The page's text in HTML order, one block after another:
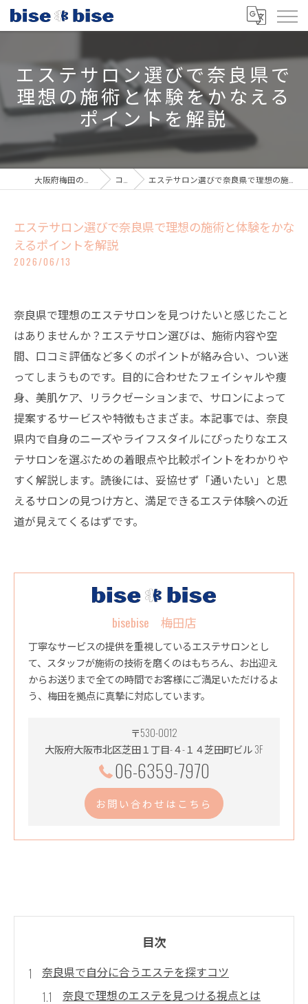
エステサロン選びで奈良県で
理想の施術と体験をかなえる
ポイントを解説
大阪府梅田のエステならbisebise コラム エステサロン選びで奈良県で理想の施術と体験をかなえるポイントを解説
エステサロン選びで奈良県で理想の施術と体験をかな
えるポイントを解説
2026/06/13
奈良県で理想のエステサロンを見つけたいと感じたこと
はありませんか？エステサロン選びは、施術内容や空
間、口コミ評価など多くのポイントが絡み合い、つい迷
ってしまうものです。目的に合わせたフェイシャルや痩
身、美肌ケア、リラクゼーションまで、サロンによって
提案するサービスや特徴もさまざま。本記事では、奈良
県内で自身のニーズやライフスタイルにぴったりなエス
テサロンを選ぶための着眼点や比較ポイントをわかりや
すく解説します。読後には、妥協せず「通いたい」と思
えるサロンの見つけ方と、満足できるエステ体験への近
道が見えてくるはずです。
bisebise 梅田店
丁寧なサービスの提供を重視しているエステサロンとし
て、スタッフが施術の技術を磨くのはもちろん、お出迎え
からお送りまで全ての時間でお客様にご満足いただけるよ
う、梅田を拠点に真摯に対応しています。
〒530-0012
大阪府大阪市北区芝田１丁目-４-１４芝田町ビル 3F
06-6359-7970
お問い合わせはこちら
目次
奈良県で自分に合うエステを探すコツ
奈良で理想のエステを見つける視点とは